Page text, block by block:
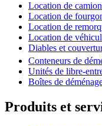
Location de
Location de
Location de
Location de
Diables et
Conteneurs de
Unités de libre-
Boîtes de
Produits et